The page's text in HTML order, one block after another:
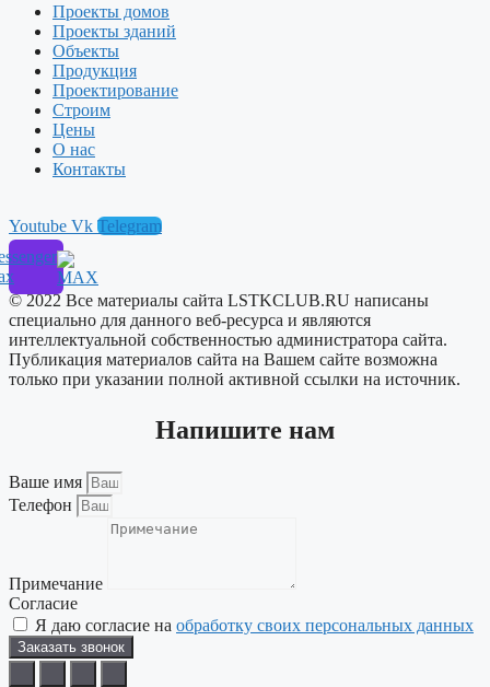
Проекты домов
Проекты зданий
Объекты
Продукция
Проектирование
Строим
Цены
О нас
Контакты
Youtube Vk Telegram
© 2022 Все материалы сайта LSTKCLUB.RU написаны
специально для данного веб-ресурса и являются
интеллектуальной собственностью администратора сайта.
Публикация материалов сайта на Вашем сайте возможна
только при указании полной активной ссылки на источник.
Напишите нам
Ваше имя
Телефон
Примечание
Согласие
Я даю согласие на обработку своих персональных данных
Заказать звонок